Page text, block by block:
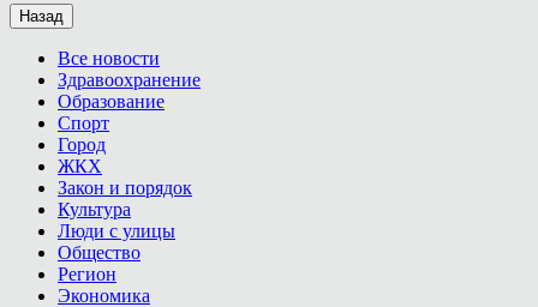
Назад
Все новости
Здравоохранение
Образование
Спорт
Город
ЖКХ
Закон и порядок
Культура
Люди с улицы
Общество
Регион
Экономика